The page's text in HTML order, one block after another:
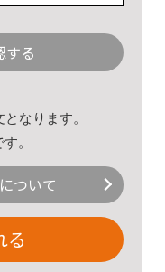
する
なります。
。
ついて
る